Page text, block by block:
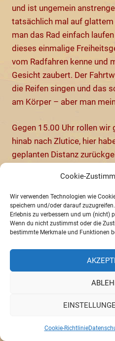
Cookie-
Wir verwenden Technologien wie
speichern und/oder darauf
Erlebnis zu verbessern und um (nicht)
Wenn du nicht zustimmst oder die
bestimmte Merkmale und Funktionen
Cookie-Richtlinie
und ist ungemein
tatsächlich mal auf
man das Rad einfach
dieses einmalige
vom Radfahren kenne und
Gesicht zaubert. Der
die Reifen singen und das
am Körper – aber man
Gegen 15.00 Uhr rollen wir
hinab nach Zlutice, hier
geplanten Distanz
dazwischen liegen noch
nur wenige „böhmische
Übernachtungsmöglichkeit.